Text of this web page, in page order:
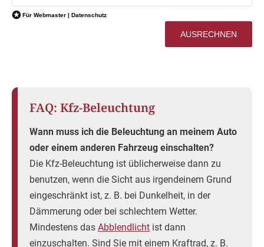
FAQ: Kfz-Beleuchtung
Wann muss ich die Beleuchtung an meinem Auto
oder einem anderen Fahrzeug einschalten?
Die Kfz-Beleuchtung ist üblicherweise dann zu
benutzen, wenn die Sicht aus irgendeinem Grund
eingeschränkt ist, z. B. bei Dunkelheit, in der
Dämmerung oder bei schlechtem Wetter.
Mindestens das Abblendlicht ist dann
einzuschalten. Sind Sie mit einem Kraftrad, z. B.